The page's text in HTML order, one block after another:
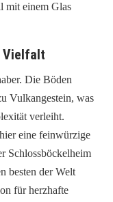
mit einem Glas
Vielfalt
Die Böden
Vulkangestein, was
verleiht.
eine feinwürzige
Schlossböckelheim
besten der Welt
für herzhafte